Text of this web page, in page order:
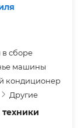
в сборе
машины
кондиционер
Другие